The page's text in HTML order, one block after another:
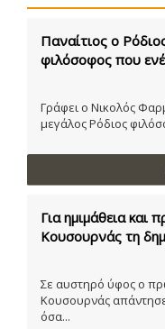
Παναίτιος ο
φιλόσοφος που
Γράφει ο Νικολός
μεγάλος Ρόδιος
Για ημιμάθεια και
Κουσουρνάς τη
Σε αυστηρό ύφος ο
Κουσουρνάς
όσα...